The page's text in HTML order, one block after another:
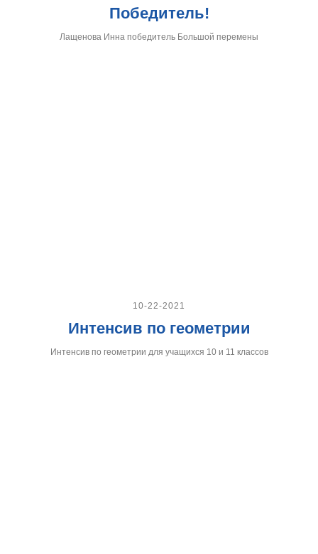
Победитель!
Лащенова Инна победитель Большой перемены
10-22-2021
Интенсив по геометрии
Интенсив по геометрии для учащихся 10 и 11 классов